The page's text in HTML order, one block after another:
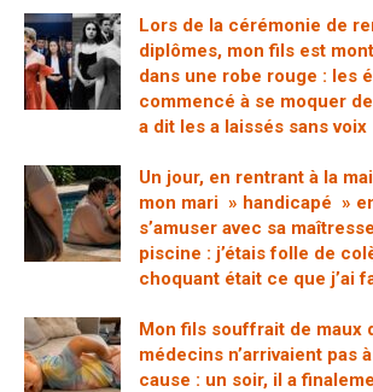
Lors de la cérémonie de
diplômes, mon fils est
dans une robe rouge : les
commencé à se moquer
a dit les a laissés sans voix
Un jour, en rentrant à la
mon mari » handicapé »
s’amuser avec sa
piscine : j’étais folle de
choquant était ce que j’ai
Mon fils souffrait de maux
médecins n’arrivaient pas
cause : un soir, il a